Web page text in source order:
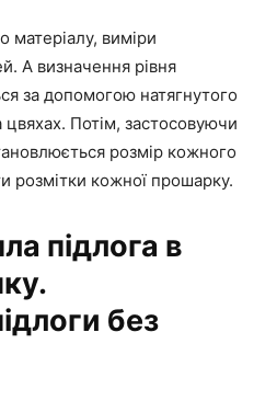
матеріалу, виміри
А визначення рівня
за допомогою натягнутого
Потім, застосовуючи
розмір кожного
розмітки кожної прошарку.
підлога в
без